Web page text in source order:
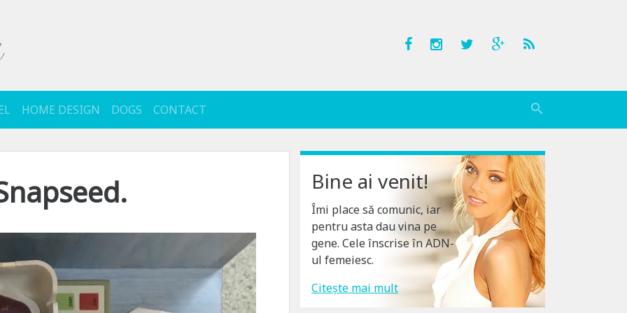
HOME DESIGN DOGS CONTACT
Bine ai venit!
Îmi place să comunic, iar
pentru asta dau vina pe
gene. Cele înscrise în ADN-
ul femeiesc.
Citește mai mult